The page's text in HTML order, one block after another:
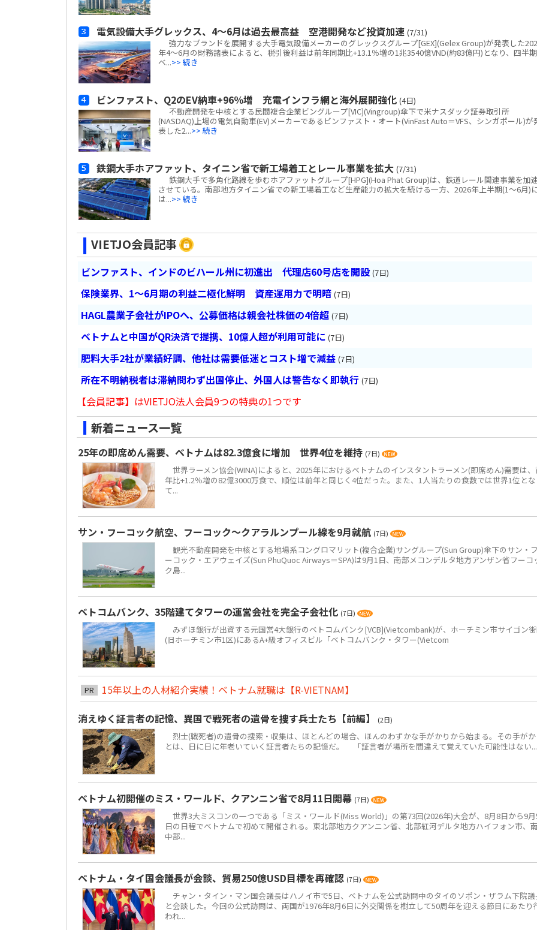
電気設備大手グレックス、4～6月は過去最高益 空港開発など投資加速 (7/31)
強力なブランドを展開する大手電気設備メーカーのグレックスグループ[GEX](Gelex Group)が発表した
年4～6月の財務諸表によると、税引後利益は前年同期比+13.1％増の1兆3540億VND(約83億円)となり、四半期
ベ...>> 続き
ビンファスト、Q2のEV納車+96％増 充電インフラ網と海外展開強化 (4日)
不動産開発を中核とする民間複合企業ビングループ[VIC](Vingroup)傘下で米ナスダック証券取引所
(NASDAQ)上場の電気自動車(EV)メーカーであるビンファスト・オート(VinFast Auto＝VFS、シンガポール)が
表した2...>> 続き
鉄鋼大手ホアファット、タイニン省で新工場着工とレール事業を拡大 (7/31)
鉄鋼大手で多角化路線を歩むホアファットグループ[HPG](Hoa Phat Group)は、鉄道レール関連事業を加
させている。南部地方タイニン省での新工場着工など生産能力の拡大を続ける一方、2026年上半期(1～6月)
は...>> 続き
VIETJO会員記事
ビンファスト、インドのビハール州に初進出 代理店60号店を開設 (7日)
保険業界、1～6月期の利益二極化鮮明 資産運用力で明暗 (7日)
HAGL農業子会社がIPOへ、公募価格は親会社株価の4倍超 (7日)
ベトナムと中国がQR決済で提携、10億人超が利用可能に (7日)
肥料大手2社が業績好調、他社は需要低迷とコスト増で減益 (7日)
所在不明納税者は滞納問わず出国停止、外国人は警告なく即執行 (7日)
【会員記事】はVIETJO法人会員9つの特典の1つです
新着ニュース一覧
25年の即席めん需要、ベトナムは82.3億食に増加 世界4位を維持 (7日)
世界ラーメン協会(WINA)によると、2025年におけるベトナムのインスタントラーメン(即席めん)需要は
年比+1.2％増の82億3000万食で、順位は前年と同じく4位だった。また、1人当たりの食数では世界1位と
て...
サン・フーコック航空、フーコック～クアラルンプール線を9月就航 (7日)
観光不動産開発を中核とする地場系コングロマリット(複合企業)サングループ(Sun Group)傘下のサン・
ーコック・エアウェイズ(Sun PhuQuoc Airways＝SPA)は9月1日、南部メコンデルタ地方アンザン省フーコ
ク島...
ベトコムバンク、35階建てタワーの運営会社を完全子会社化 (7日)
みずほ銀行が出資する元国営4大銀行のベトコムバンク[VCB](Vietcombank)が、ホーチミン市サイゴン
(旧ホーチミン市1区)にあるA+級オフィスビル「ベトコムバンク・タワー(Vietcom
PR
15年以上の人材紹介実績！ベトナム就職は【R-VIETNAM】
消えゆく証言者の記憶、異国で戦死者の遺骨を捜す兵士たち【前編】
(2日)
烈士(戦死者)の遺骨の捜索・収集は、ほとんどの場合、ほんのわずかな手がかりから始まる。その手が
とは、日に日に年老いていく証言者たちの記憶だ。 「証言者が場所を間違えて覚えていた可能性はない...
ベトナム初開催のミス・ワールド、クアンニン省で8月11日開幕 (7日)
世界3大ミスコンの一つである「ミス・ワールド(Miss World)」の第73回(2026年)大会が、8月8日から9
日の日程でベトナムで初めて開催される。東北部地方クアンニン省、北部紅河デルタ地方ハイフォン市、
中部...
ベトナム・タイ国会議長が会談、貿易250億USD目標を再確認 (7日)
チャン・タイン・マン国会議長はハノイ市で5日、ベトナムを公式訪問中のタイのソポン・ザラム下院議
と会談した。今回の公式訪問は、両国が1976年8月6日に外交関係を樹立して50周年を迎える節目にあたり
われ...